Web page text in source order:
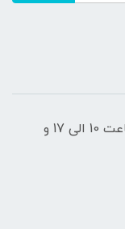
زمان پاسخگویی از شنبه تا چهارشنبه از ساعت 10 الی 17 و